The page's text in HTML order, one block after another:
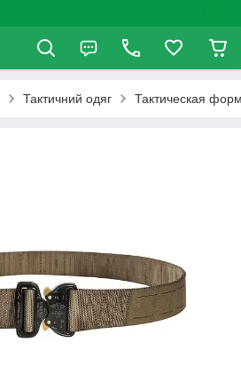
Тактичний одяг Тактическая